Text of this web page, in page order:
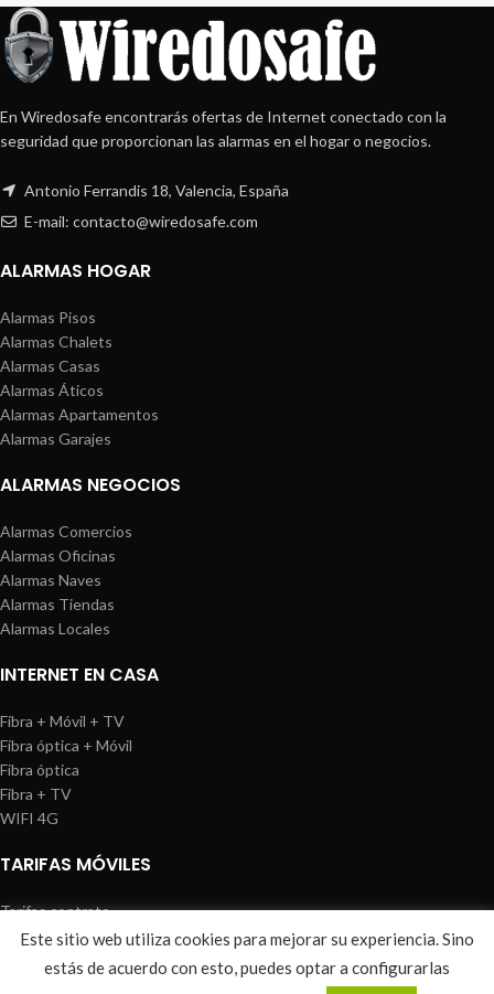
En Wiredosafe encontrarás ofertas de Internet conectado con la
seguridad que proporcionan las alarmas en el hogar o negocios.
Antonio Ferrandis 18, Valencia, España
E-mail: contacto@wiredosafe.com
ALARMAS HOGAR
Alarmas Pisos
Alarmas Chalets
Alarmas Casas
Alarmas Áticos
Alarmas Apartamentos
Alarmas Garajes
ALARMAS NEGOCIOS
Alarmas Comercios
Alarmas Oficinas
Alarmas Naves
Alarmas Tiendas
Alarmas Locales
INTERNET EN CASA
Fibra + Móvil + TV
Fibra óptica + Móvil
Fibra óptica
Fibra + TV
WIFI 4G
TARIFAS MÓVILES
Tarifas contrato
Tarifas prepago
WIREDOSAFE Aviso Legal Política de Cookies |Sitemap
Este sitio web utiliza cookies para mejorar su experiencia. Sino
estás de acuerdo con esto, puedes optar a configurarlas